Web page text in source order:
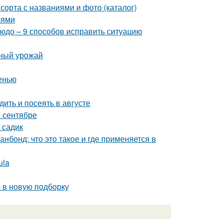
с названиями и фото (каталог)
– 9 способов исправить ситуацию
урожай
и посеять в августе
что это такое и где применяется в
в новую подборку